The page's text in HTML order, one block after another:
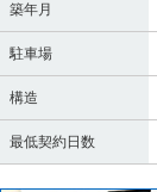
築年月
駐車場
構造
最低契約日数